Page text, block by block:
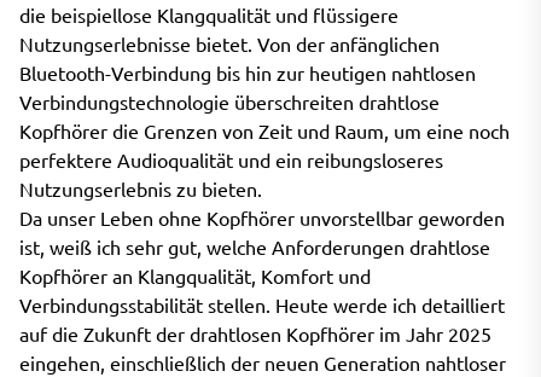
die beispiellose Klangqualität und flüssigere
Nutzungserlebnisse bietet. Von der anfänglichen
Bluetooth-Verbindung bis hin zur heutigen nahtlosen
Verbindungstechnologie überschreiten drahtlose
Kopfhörer die Grenzen von Zeit und Raum, um eine noch
perfektere Audioqualität und ein reibungsloseres
Nutzungserlebnis zu bieten.
Da unser Leben ohne Kopfhörer unvorstellbar geworden
ist, weiß ich sehr gut, welche Anforderungen drahtlose
Kopfhörer an Klangqualität, Komfort und
Verbindungsstabilität stellen. Heute werde ich detailliert
auf die Zukunft der drahtlosen Kopfhörer im Jahr 2025
eingehen, einschließlich der neuen Generation nahtloser